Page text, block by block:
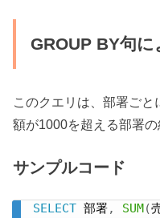
GROUP BY句
このクエリは、部署ご
額が1000を超える部署の
サンプルコード
SELECT 部署, SUM (